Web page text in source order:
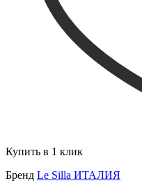
Купить в 1 клик
Бренд Le Silla ИТАЛИЯ